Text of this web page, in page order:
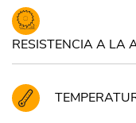
RESISTENCIA A LA